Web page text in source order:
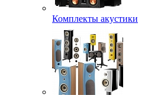
Комплекты акустики